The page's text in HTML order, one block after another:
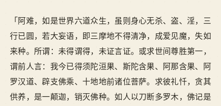
「阿难，如是世界六道众生，虽则身心无杀、盗、淫，三
行已圆，若大妄语，即三摩地不得清净，成爱见魔，失如
来种。所谓：未得谓得，未证言证。或求世间尊胜第一，
谓前人言：我今已得须陀洹果、斯陀含果、阿那含果、阿
罗汉道、辟支佛乘、十地地前诸位菩萨。求彼礼忏，贪其
供养，是一颠迦，销灭佛种。如人以刀断多罗木，佛记是